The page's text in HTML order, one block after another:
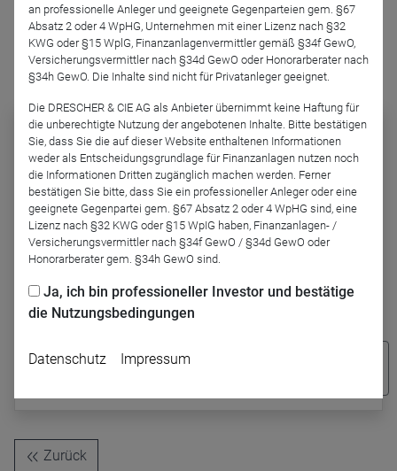
Podcast abonnieren
Hör mal! Der Living + Working Citytalk
Abonnieren Sie diesen Podcast auf einer der gängigen Plattformen
und verpassen Sie keine Folge mehr:
Zurück
an professionelle Anleger und geeignete Gegenparteien gem. §67
Absatz 2 oder 4 WpHG, Unternehmen mit einer Lizenz nach §32
KWG oder §15 WplG, Finanzanlagenvermittler gemäß §34f GewO,
Versicherungsvermittler nach §34d GewO oder Honorarberater nach
§34h GewO. Die Inhalte sind nicht für Privatanleger geeignet.
Die DRESCHER & CIE AG als Anbieter übernimmt keine Haftung für
die unberechtigte Nutzung der angebotenen Inhalte. Bitte bestätigen
Sie, dass Sie die auf dieser Website enthaltenen Informationen
weder als Entscheidungsgrundlage für Finanzanlagen nutzen noch
die Informationen Dritten zugänglich machen werden. Ferner
bestätigen Sie bitte, dass Sie ein professioneller Anleger oder eine
geeignete Gegenpartei gem. §67 Absatz 2 oder 4 WpHG sind, eine
Lizenz nach §32 KWG oder §15 WpIG haben, Finanzanlagen- /
Versicherungsvermittler nach §34f GewO / §34d GewO oder
Honorarberater gem. §34h GewO sind.
Ja, ich bin professioneller Investor und bestätige
die Nutzungsbedingungen
Datenschutz Impressum